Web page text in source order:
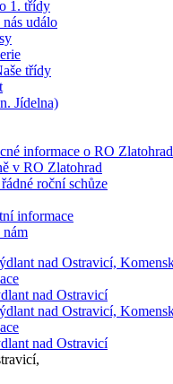
1. třídy
nás událo
třídy
Jídelna)
informace o RO Zlatohrad
v RO Zlatohrad
roční schůze
informace
nám
nad Ostravicí
nad Ostravicí